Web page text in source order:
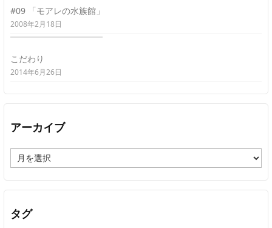
#09 「モアレの水族館」
2008年2月18日
こだわり
2014年6月26日
アーカイブ
ー
カ
イ
タグ